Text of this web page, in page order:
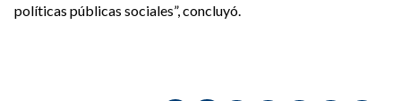
políticas públicas sociales”, concluyó.